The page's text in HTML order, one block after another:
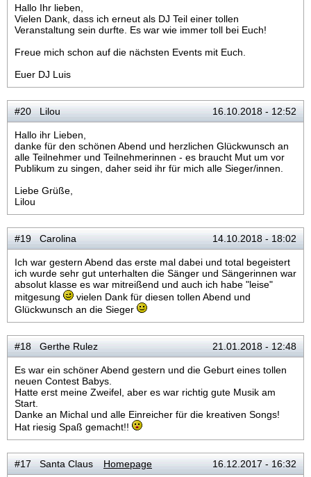
Hallo Ihr lieben,
Vielen Dank, dass ich erneut als DJ Teil einer tollen
Veranstaltung sein durfte. Es war wie immer toll bei Euch!
Freue mich schon auf die nächsten Events mit Euch.
Euer DJ Luis
#20 Lilou 16.10.2018 - 12:52
Hallo ihr Lieben,
danke für den schönen Abend und herzlichen Glückwunsch an
alle Teilnehmer und Teilnehmerinnen - es braucht Mut um vor
Publikum zu singen, daher seid ihr für mich alle Sieger/innen.
Liebe Grüße,
Lilou
#19 Carolina 14.10.2018 - 18:02
Ich war gestern Abend das erste mal dabei und total begeistert
ich wurde sehr gut unterhalten die Sänger und Sängerinnen war
absolut klasse es war mitreißend und auch ich habe "leise"
mitgesung
vielen Dank für diesen tollen Abend und
Glückwunsch an die Sieger
#18 Gerthe Rulez 21.01.2018 - 12:48
Es war ein schöner Abend gestern und die Geburt eines tollen
neuen Contest Babys.
Hatte erst meine Zweifel, aber es war richtig gute Musik am
Start.
Danke an Michal und alle Einreicher für die kreativen Songs!
Hat riesig Spaß gemacht!!
#17 Santa Claus Homepage 16.12.2017 - 16:32